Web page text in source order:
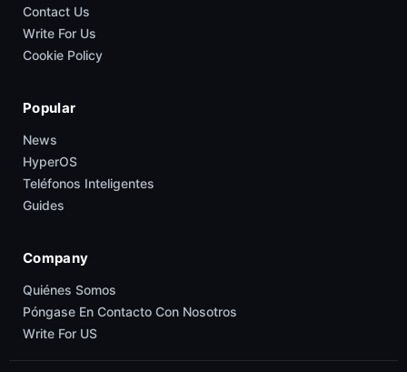
Contact Us
Write For Us
Cookie Policy
Popular
News
HyperOS
Teléfonos Inteligentes
Guides
Company
Quiénes Somos
Póngase En Contacto Con Nosotros
Write For US